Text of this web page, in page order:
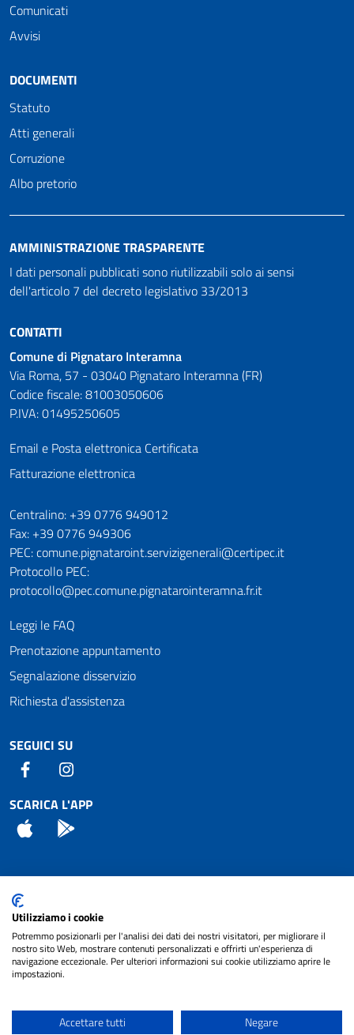
Comunicati
Avvisi
DOCUMENTI
Statuto
Atti generali
Corruzione
Albo pretorio
AMMINISTRAZIONE TRASPARENTE
I dati personali pubblicati sono riutilizzabili solo ai sensi
dell'articolo 7 del decreto legislativo 33/2013
CONTATTI
Comune di Pignataro Interamna
Via Roma, 57 - 03040 Pignataro Interamna (FR)
Codice fiscale: 81003050606
P.IVA: 01495250605
Email e Posta elettronica Certificata
Fatturazione elettronica
Numeri utili
Centralino: +39 0776 949012
Fax: +39 0776 949306
PEC: comune.pignataroint.servizigenerali@certipec.it
Protocollo PEC:
protocollo@pec.comune.pignatarointeramna.fr.it
Leggi le FAQ
Prenotazione appuntamento
Segnalazione disservizio
Richiesta d'assistenza
SEGUICI SU
Facebook
SCARICA L'APP
App Store
Attuazione Misure PNRR
Piano di miglioramento del sito
Note legali
cura diNET SMART
Utilizziamo i cookie
Potremmo posizionarli per l'analisi dei dati dei nostri visitatori, per migliorare il
nostro sito Web, mostrare contenuti personalizzati e offrirti un'esperienza di
navigazione eccezionale. Per ulteriori informazioni sui cookie utilizziamo aprire le
impostazioni.
Accettare tutti Negare